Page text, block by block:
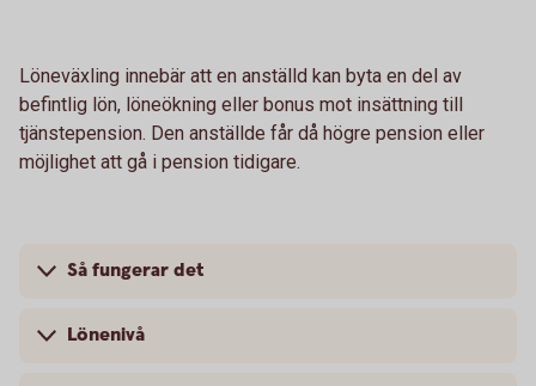
Löneväxling innebär att en anställd kan byta en del av
befintlig lön, löneökning eller bonus mot insättning till
tjänstepension. Den anställde får då högre pension eller
möjlighet att gå i pension tidigare.
Så fungerar det
Lönenivå